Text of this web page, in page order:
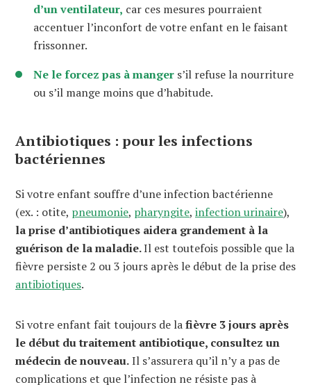
d’un ventilateur, car ces mesures pourraient
accentuer l’inconfort de votre enfant en le faisant
frissonner.
Ne le forcez pas à manger s’il refuse la nourriture
ou s’il mange moins que d’habitude.
Antibiotiques : pour les infections
bactériennes
Si votre enfant souffre d’une infection bactérienne
(ex. : otite, pneumonie, pharyngite, infection urinaire),
la prise d’antibiotiques aidera grandement à la
guérison de la maladie.Il est toutefois possible que la
fièvre persiste 2 ou 3 jours après le début de la prise des
antibiotiques.
Si votre enfant fait toujours de lafièvre 3 jours après
le début du traitement antibiotique, consultez un
médecin de nouveau.Il s’assurera qu’il n’y a pas de
complications et que l’infection ne résiste pas à